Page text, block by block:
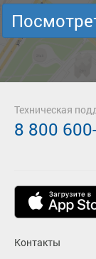
Контакты
Техническая
8 800